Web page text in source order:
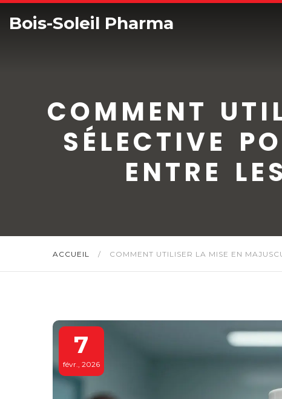
Bois-Soleil Pharma
COMMENT
SÉLECTIVE
ENTRE
ACCUEIL / COMMENT UTILISER LA MISE EN
7
févr., 2026